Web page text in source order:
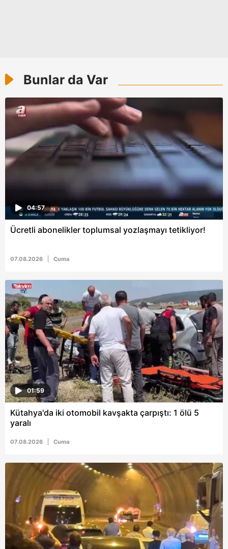
Bunlar da Var
04:57
Ücretli abonelikler toplumsal yozlaşmayı tetikliyor!
07.08.2026 Cuma
01:59
Kütahya'da iki otomobil kavşakta çarpıştı: 1 ölü 5
yaralı
07.08.2026 Cuma